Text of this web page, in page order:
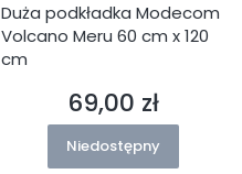
Duża podkładka Modecom
Volcano Meru 60 cm x 120
cm
Cena
69,00 zł
Niedostępny